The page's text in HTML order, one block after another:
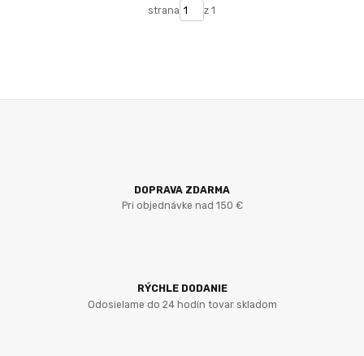
strana z 1
DOPRAVA ZDARMA
Pri objednávke nad 150 €
RÝCHLE DODANIE
Odosielame do 24 hodín tovar skladom